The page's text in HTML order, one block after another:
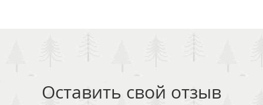
Оставить свой отзыв